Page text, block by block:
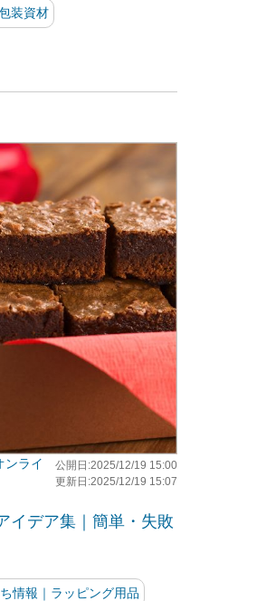
装資材
ンライ
公開日:2025/12/19 15:00
更新日:2025/12/19 15:07
イデア集｜簡単・失敗
情報｜ラッピング用品